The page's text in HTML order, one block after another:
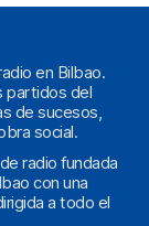
en Bilbao.
partidos del
de sucesos,
social.
radio fundada
con una
a todo el